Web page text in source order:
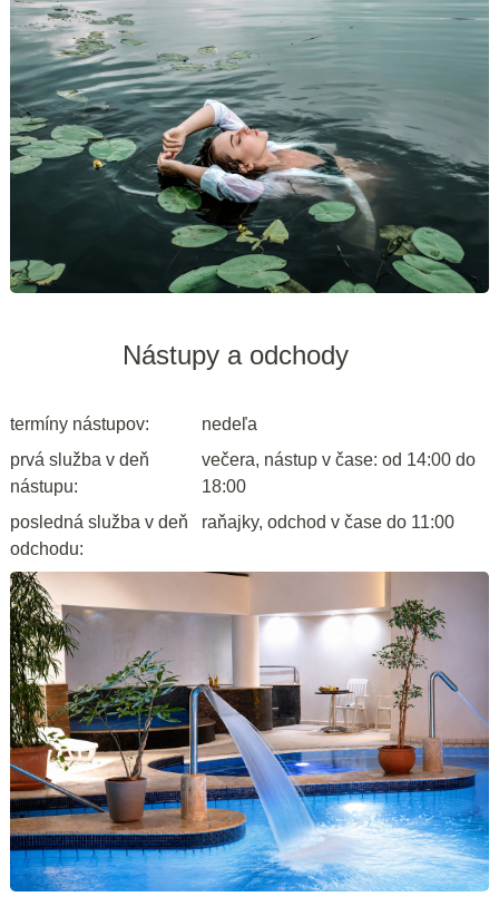
Nástupy a odchody
termíny nástupov:
nedeľa
prvá služba v deň
nástupu:
večera, nástup v čase: od 14:00 do
18:00
posledná služba v deň
odchodu:
raňajky, odchod v čase do 11:00